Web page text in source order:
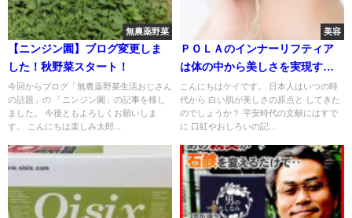
無農薬野菜
【ニンジン園】ブログ変更しま
した！秋野菜スタート！
今回からブログ「無農薬野菜生活おじさん
の話題」の 「ニンジン園」の記事を移し
ました。 今後ともよろしくお願いしま
す。 こんにちは楽しみ太郎...
美容
ＰＯＬＡのインナーリフティア
は体の中から美しさを実現す
る！
こんにちはケイです。 日本人はいつの時
代から 白い肌が美しさの原点と してきた
のでしょうか？ 平安時代の文献にはすで
に 口紅やおしろいの記...